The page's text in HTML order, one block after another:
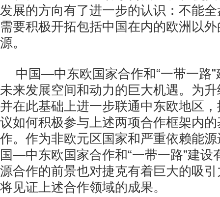
发展的方向有了进一步的认识：不能
需要积极开拓包括中国在内的欧洲以
源。
中国—中东欧国家合作和“一带一路
未来发展空间和动力的巨大机遇。为
并在此基础上进一步联通中东欧地区
议如何积极参与上述两项合作框架内
作。作为非欧元区国家和严重依赖能
国—中东欧国家合作和“一带一路”建设
源合作的前景也对捷克有着巨大的吸
将见证上述合作领域的成果。